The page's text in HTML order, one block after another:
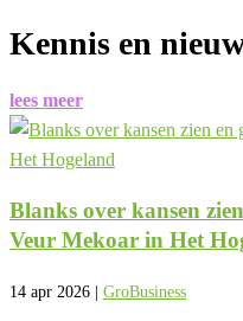
Kennis en
lees meer
Blanks over kansen
Veur Mekoar in Het
14 apr 2026 GroBusiness